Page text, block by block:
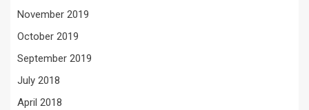
November 2019
October 2019
September 2019
July 2018
April 2018